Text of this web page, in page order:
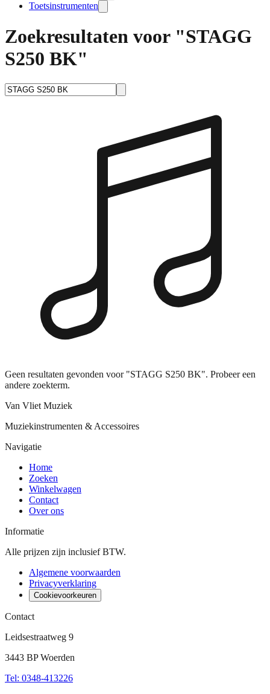
Toetsinstrumenten
Zoekresultaten voor "STAGG
S250 BK"
Geen resultaten gevonden voor "STAGG S250 BK". Probeer een
andere zoekterm.
Van Vliet Muziek
Muziekinstrumenten & Accessoires
Navigatie
Home
Zoeken
Winkelwagen
Contact
Over ons
Informatie
Alle prijzen zijn inclusief BTW.
Algemene voorwaarden
Privacyverklaring
Cookievoorkeuren
Contact
Leidsestraatweg 9
3443 BP Woerden
Tel: 0348-413226